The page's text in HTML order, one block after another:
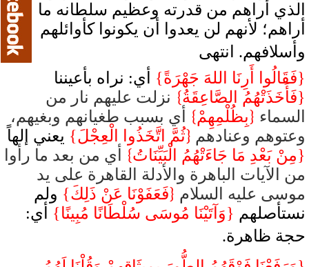
الذي أراهم من قدرته وعظيم سلطانه ما
أراهم؛ لأنهم لن يعدوا أن يكونوا كأوائلهم
وأسلافهم. انتهى
{فَقَالُوا أَرِنَا اللهَ جَهْرَةً} أي: نراه بأعيننا
{فَأَخَذَتْهُمُ الصَّاعِقَةُ} نزلت عليهم نار من
السماء {بِظُلْمِهِمْ} أي بسبب طغيانهم وبغيهم،
وعتوهم وعنادهم {ثُمَّ اتَّخَذُوا الْعِجْلَ} يعني إلهاً
{مِنْ بَعْدِ مَا جَاءَتْهُمُ الْبَيِّنَاتُ}
أي من بعد ما رأوا
من الآيات الباهرة والأدلة القاهرة على يد
موسى عليه السلام {فَعَفَوْنَا عَنْ ذَلِكَ} ولم
نستأصلهم {وَآتَيْنَا مُوسَى سُلْطَانًا مُبِينًا} أي:
حجة ظاهرة.